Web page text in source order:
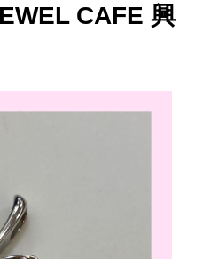
CAFE 興